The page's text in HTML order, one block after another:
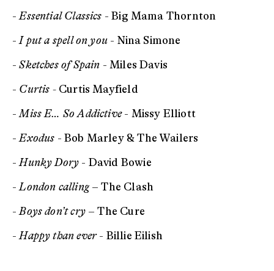
-Essential Classics - Big Mama Thornton
-I put a spell on you- Nina Simone
-Sketches of Spain - Miles Davis
- Curtis - Curtis Mayfield
-Miss E… So Addictive- Missy Elliott
-Exodus - Bob Marley & The Wailers
-Hunky Dory - David Bowie
-London calling– The Clash
-Boys don’t cry– The Cure
-Happy than ever - Billie Eilish